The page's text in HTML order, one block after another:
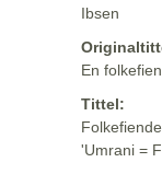
Ibsen
En
Tittel:
'Umrani =